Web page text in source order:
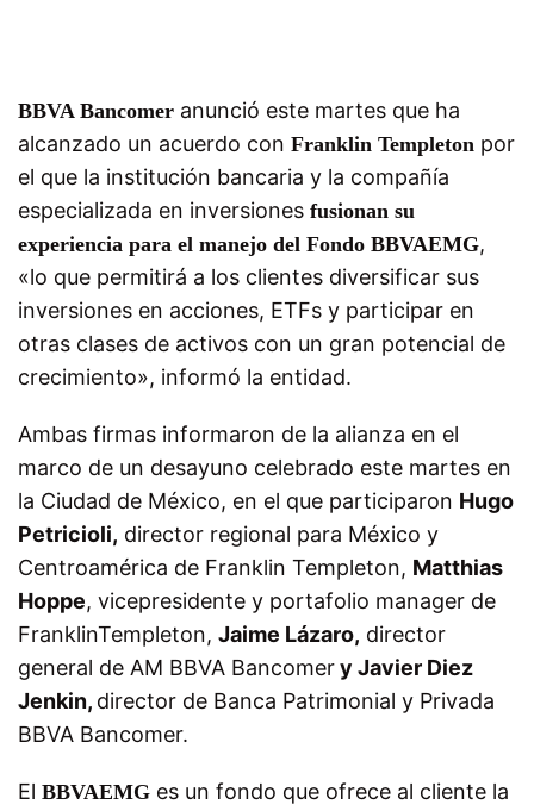
BBVA Bancomer anunció este martes que ha
alcanzado un acuerdo con Franklin Templeton por
el que la institución bancaria y la compañía
especializada en inversiones fusionan su
experiencia para el manejo del Fondo BBVAEMG,
«lo que permitirá a los clientes diversificar sus
inversiones en acciones, ETFs y participar en
otras clases de activos con un gran potencial de
crecimiento», informó la entidad.
Ambas firmas informaron de la alianza en el
marco de un desayuno celebrado este martes en
la Ciudad de México, en el que participaron Hugo
Petricioli, director regional para México y
Centroamérica de Franklin Templeton, Matthias
Hoppe, vicepresidente y portafolio manager de
FranklinTempleton, Jaime Lázaro, director
general de AM BBVA Bancomery Javier Diez
Jenkin, director de Banca Patrimonial y Privada
BBVA Bancomer.
El BBVAEMG es un fondo que ofrece al cliente la